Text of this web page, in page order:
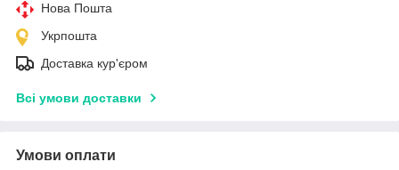
Нова Пошта
Укрпошта
Доставка кур'єром
Всі умови доставки
Умови оплати